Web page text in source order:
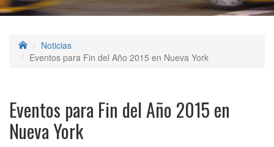
Noticias
Eventos para Fin del Año 2015 en Nueva York
Eventos para Fin del Año 2015 en
Nueva York